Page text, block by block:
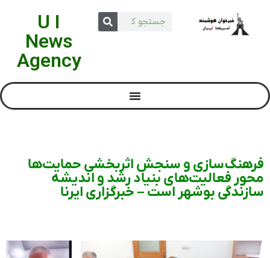
U I
News
Agency
فرهنگ‌سازی و سنجش اثربخشی حمایت‌ها
محور فعالیت‌های بنیاد رشد و اندیشه
سازندگی بوشهر است – خبرگزاری ایرنا